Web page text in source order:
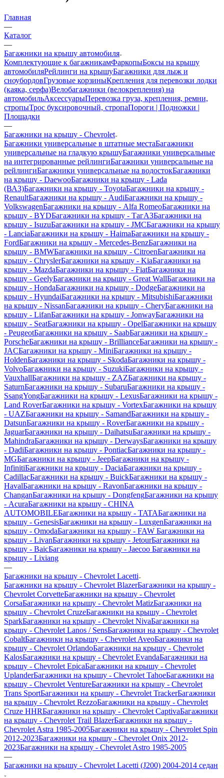
Главная
—
Каталог
—
Багажники на крышу автомобиля
Комплектующие к багажникамФаркопыБоксы на крышу
автомобиляРейлинги на крышуБагажники для лыж и
сноубордовГрузовые корзиныКрепления для перевозки лодки
(каяка, серфа)Велобагажники (велокрепления) на
автомобильАксессуарыПеревозка груза, крепления, ремни,
стропыТрос буксировочный, стропаПороги | Подножки |
Площадки
—
Багажники на крышу - Chevrolet
Багажники универсальные в штатные местаБагажники
универсальные на гладкую крышуБагажники универсальные
на интегрированные рейлингиБагажники универсальные на
рейлингиБагажники универсальные на водостокБагажники
на крышу - DaewooБагажники на крышу - Lada
(ВАЗ)Багажники на крышу - ToyotaБагажники на крышу -
RenaultБагажники на крышу - AudiБагажники на крышу -
VolkswagenБагажники на крышу - Alfa RomeoБагажники на
крышу - BYDБагажники на крышу - ТагАЗБагажники на
крышу - IsuzuБагажники на крышу - JMCБагажники на крышу
- LanciaБагажники на крышу - HaimaБагажники на крышу -
FordБагажники на крышу - Mercedes-BenzБагажники на
крышу - BMWБагажники на крышу - CitroenБагажники на
крышу - ChryslerБагажники на крышу - KiaБагажники на
крышу - MazdaБагажники на крышу - FiatБагажники на
крышу - GeelyБагажники на крышу - Great WallБагажники на
крышу - HondaБагажники на крышу - DodgeБагажники на
крышу - HyundaiБагажники на крышу - MitsubishiБагажники
на крышу - NissanБагажники на крышу - CheryБагажники на
крышу - LifanБагажники на крышу - JonwayБагажники на
крышу - SeatБагажники на крышу - OpelБагажники на крышу
- PeugeotБагажники на крышу - SaabБагажники на крышу -
PorscheБагажники на крышу - BrillianceБагажники на крышу -
JACБагажники на крышу - MiniБагажники на крышу -
HoldenБагажники на крышу - SkodaБагажники на крышу -
VolvoБагажники на крышу - SuzukiБагажники на крышу -
VauxhallБагажники на крышу - ZAZБагажники на крышу -
SaturnБагажники на крышу - SubaruБагажники на крышу -
SsangYongБагажники на крышу - LexusБагажники на крышу -
Land RoverБагажники на крышу - VortexБагажники на крышу
- UAZБагажники на крышу - SamandБагажники на крышу -
DatsunБагажники на крышу - RoverБагажники на крышу -
JaguarБагажники на крышу - DaihatsuБагажники на крышу -
MahindraБагажники на крышу - DerwaysБагажники на крышу
- DadiБагажники на крышу - PontiacБагажники на крышу -
MGБагажники на крышу - JeepБагажники на крышу -
InfinitiБагажники на крышу - DaciaБагажники на крышу -
CadillacБагажники на крышу - BuickБагажники на крышу -
HavalБагажники на крышу - RavonБагажники на крышу -
ChanganБагажники на крышу - DongfengБагажники на крышу
- AcuraБагажники на крышу - CHINA
AUTOMOBILEБагажники на крышу - TATAБагажники на
крышу - GenesisБагажники на крышу - LuxgenБагажники на
крышу - OmodaБагажники на крышу - FAW Багажники на
крышу - LivanБагажники на крышу - JetourБагажники на
крышу - BaicБагажники на крышу - Jaecoo Багажники на
крышу - Lixiang
—
Багажники на крышу - Chevrolet Lacetti
Багажники на крышу - Chevrolet BlazerБагажники на крышу -
Chevrolet CorvetteБагажники на крышу - Chevrolet
CorsaБагажники на крышу - Chevrolet MatizБагажники на
крышу - Chevrolet CruzeБагажники на крышу - Chevrolet
SparkБагажники на крышу - Chevrolet NivaБагажники на
крышу - Chevrolet Lanos / SensБагажники на крышу - Chevrolet
CobaltБагажники на крышу - Chevrolet AveoБагажники на
крышу - Chevrolet OrlandoБагажники на крышу - Chevrolet
KalosБагажники на крышу - Chevrolet EvandaБагажники на
крышу - Chevrolet EpicaБагажники на крышу - Chevrolet
UplanderБагажники на крышу - Chevrolet TahoeБагажники на
крышу - Chevrolet VentureБагажники на крышу - Chevrolet
Trans SportБагажники на крышу - Chevrolet TrackerБагажники
на крышу - Chevrolet RezzoБагажники на крышу - Chevrolet
Cruze HHRБагажники на крышу - Chevrolet CaptivaБагажники
на крышу - Chevrolet Trail BlazerБагажники на крышу -
Chevrolet Astra 1985-2005Багажники на крышу - Chevrolet Spin
2012-2023Багажники на крышу - Chevrolet Onix 2012-
2023Багажники на крышу - Chevrolet Astro 1985-2005
—
Багажники на крышу - Chevrolet Lacetti (J200) 2004-2014 седан